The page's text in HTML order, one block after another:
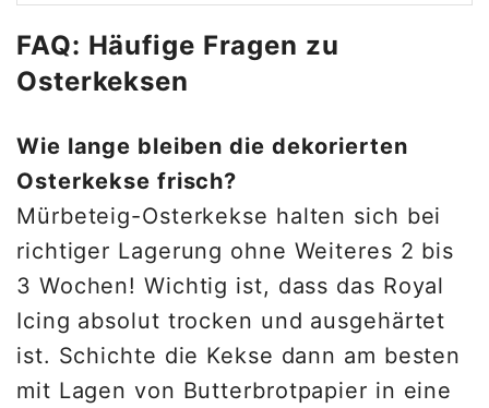
FAQ: Häufige Fragen zu
Osterkeksen
Wie lange bleiben die dekorierten
Osterkekse frisch?
Mürbeteig-Osterkekse halten sich bei
richtiger Lagerung ohne Weiteres 2 bis
3 Wochen! Wichtig ist, dass das Royal
Icing absolut trocken und ausgehärtet
ist. Schichte die Kekse dann am besten
mit Lagen von Butterbrotpapier in eine